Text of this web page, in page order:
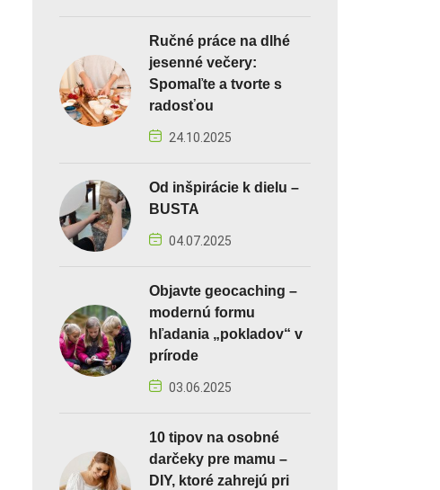
Ručné práce na dlhé
jesenné večery:
Spomaľte a tvorte s
radosťou
24.10.2025
Od inšpirácie k dielu –
BUSTA
04.07.2025
Objavte geocaching –
modernú formu
hľadania „pokladov“ v
prírode
03.06.2025
10 tipov na osobné
darčeky pre mamu –
DIY, ktoré zahrejú pri